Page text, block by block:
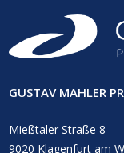
GUSTAV MAHLER
Mießtaler Straße 8
9020 Klagenfurt am